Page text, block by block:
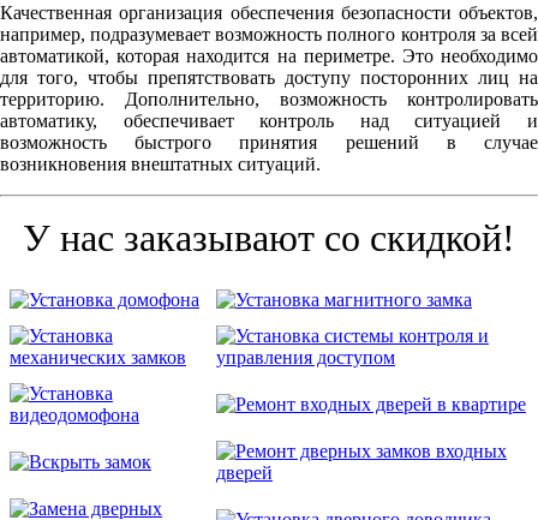
Качественная организация обеспечения безопасности объектов,
например, подразумевает возможность полного контроля за всей
автоматикой, которая находится на периметре. Это необходимо
для того, чтобы препятствовать доступу посторонних лиц на
территорию. Дополнительно, возможность контролировать
автоматику, обеспечивает контроль над ситуацией и
возможность быстрого принятия решений в случае
возникновения внештатных ситуаций.
У нас заказывают со скидкой!